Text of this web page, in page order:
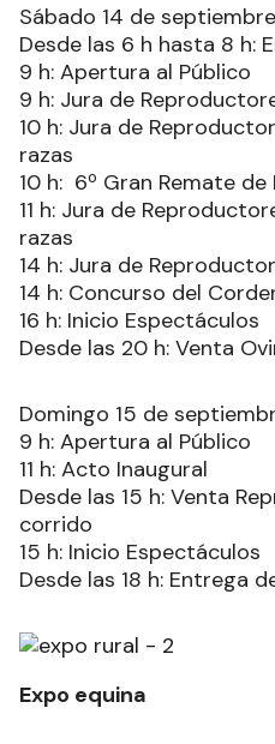
Sábado 14 de septiembre
Desde las 6 h hasta 8 h:
9 h: Apertura al Público
9 h: Jura de
10 h: Jura de
razas
10 h: 6º Gran Remate de
11 h: Jura de
razas
14 h: Jura de
14 h: Concurso del
16 h: Inicio Espectáculos
Desde las 20 h: Venta
Domingo 15 de
9 h: Apertura al Público
11 h: Acto Inaugural
Desde las 15 h: Venta
corrido
15 h: Inicio Espectáculos
Desde las 18 h: Entrega
Expo equina